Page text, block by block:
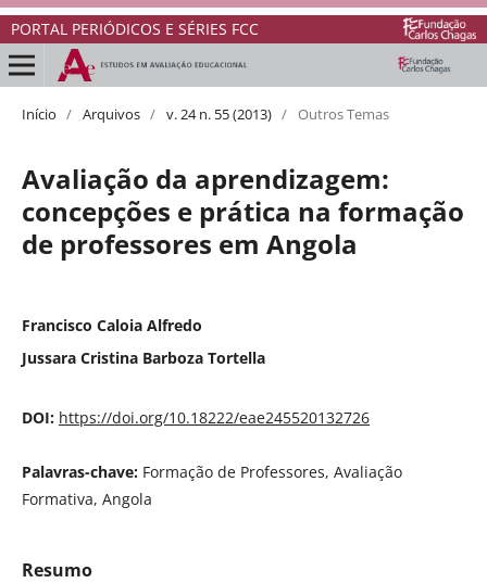
PORTAL PERIÓDICOS E SÉRIES FCC
Início / Arquivos / v. 24 n. 55 (2013) / Outros Temas
Avaliação da aprendizagem:
concepções e prática na formação
de professores em Angola
Francisco Caloia Alfredo
Jussara Cristina Barboza Tortella
DOI: https://doi.org/10.18222/eae245520132726
Palavras-chave: Formação de Professores, Avaliação
Formativa, Angola
Resumo